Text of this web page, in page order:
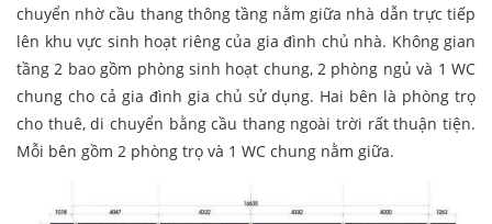
chuyển nhờ cầu thang thông tầng nằm giữa nhà dẫn trực tiếp
lên khu vực sinh hoạt riêng của gia đình chủ nhà. Không gian
tầng 2 bao gồm phòng sinh hoạt chung, 2 phòng ngủ và 1 WC
chung cho cả gia đình gia chủ sử dụng. Hai bên là phòng trọ
cho thuê, di chuyển bằng cầu thang ngoài trời rất thuận tiện.
Mỗi bên gồm 2 phòng trọ và 1 WC chung nằm giữa.